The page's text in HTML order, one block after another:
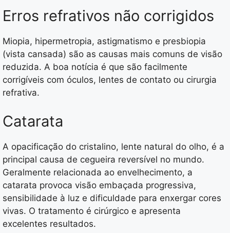
Erros refrativos não corrigidos
Miopia, hipermetropia, astigmatismo e presbiopia
(vista cansada) são as causas mais comuns de visão
reduzida. A boa notícia é que são facilmente
corrigíveis com óculos, lentes de contato ou cirurgia
refrativa.
Catarata
A opacificação do cristalino, lente natural do olho, é a
principal causa de cegueira reversível no mundo.
Geralmente relacionada ao envelhecimento, a
catarata provoca visão embaçada progressiva,
sensibilidade à luz e dificuldade para enxergar cores
vivas. O tratamento é cirúrgico e apresenta
excelentes resultados.